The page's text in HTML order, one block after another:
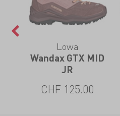
Lowa
Wandax GTX MID
JR
CHF 125.00